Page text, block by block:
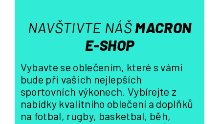
p
i
s
NAVŠTIVTE NÁŠMACRON
E-SHOP
Vybavte se oblečením, které s vámi
bude při vašich nejlepších
sportovních výkonech. Vybírejte z
nabídky kvalitního oblečení a doplňků
na fotbal, rugby, basketbal, běh,